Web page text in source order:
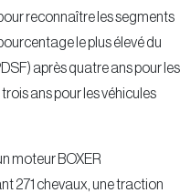
reconnaître les segments
le plus élevé du
après quatre ans pour les
ans pour les véhicules
moteur BOXER
271 chevaux, une traction